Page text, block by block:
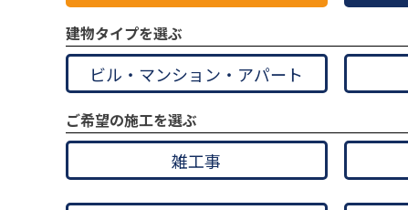
建物タイプを選ぶ
ビル・マンション・アパート
ご希望の施工を選ぶ
雑工事